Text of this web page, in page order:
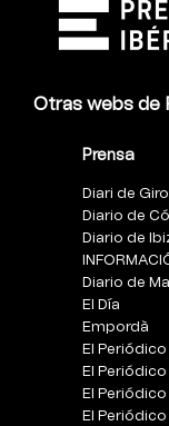
Otras webs de
Prensa
Diari de
Diario de
Diario de
Diario de
El Día
Empordà
El
El
El Periódico
El